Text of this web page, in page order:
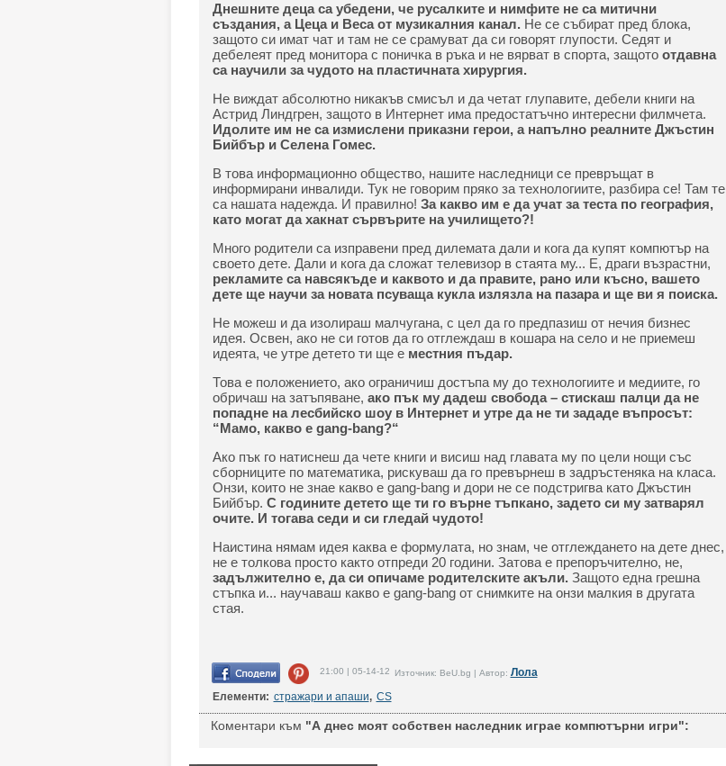
Днешните деца са убедени, че русалките и нимфите не са митични
създания, а Цеца и Веса от музикалния канал.Не се събират пред блока,
защото си имат чат и там не се срамуват да си говорят глупости. Седят и
дебелеят пред монитора с поничка в ръка и не вярват в спорта, защото отдавна
са научили за чудото на пластичната хирургия.
Не виждат абсолютно никакъв смисъл и да четат глупавите, дебели книги на
Астрид Линдгрен, защото в Интернет има предостатъчно интересни филмчета.
Идолите им не са измислени приказни герои, а напълно реалните Джъстин
Бийбър и Селена Гомес.
В това информационно общество, нашите наследници се превръщат в
информирани инвалиди. Тук не говорим пряко за технологиите, разбира се! Там те
са нашата надежда. И правилно! За какво им е да учат за теста по география,
като могат да хакнат сървърите на училището?!
Много родители са изправени пред дилемата дали и кога да купят компютър на
своето дете. Дали и кога да сложат телевизор в стаята му... Е, драги възрастни,
рекламите са навсякъде и каквото и да правите, рано или късно, вашето
дете ще научи за новата псуваща кукла излязла на пазара и ще ви я поиска.
Не можеш и да изолираш малчугана, с цел да го предпазиш от нечия бизнес
идея. Освен, ако не си готов да го отглеждаш в кошара на село и не приемеш
идеята, че утре детето ти ще е местния пъдар.
Това е положението, ако ограничиш достъпа му до технологиите и медиите, го
обричаш на затъпяване, ако пък му дадеш свобода – стискаш палци да не
попадне на лесбийско шоу в Интернет и утре да не ти зададе въпросът:
“Мамо, какво е gang-bang?“
Ако пък го натиснеш да чете книги и висиш над главата му по цели нощи със
сборниците по математика, рискуваш да го превърнеш в задръстеняка на класа.
Онзи, които не знае какво е gang-bang и дори не се подстригва като Джъстин
Бийбър. С годините детето ще ти го върне тъпкано, задето си му затварял
очите. И тогава седи и си гледай чудото!
Наистина нямам идея каква е формулата, но знам, че отглеждането на дете днес,
не е толкова просто както отпреди 20 години. Затова е препоръчително, не,
задължително е, да си опичаме родителските акъли.Защото една грешна
стъпка и... научаваш какво е gang-bang от снимките на онзи малкия в другата
стая.
21:00 | 05-14-12 Източник: BeU.bg | Автор: Лола
Елементи: стражари и апаши, CS
Коментари към "А днес моят собствен наследник играе компютърни игри":